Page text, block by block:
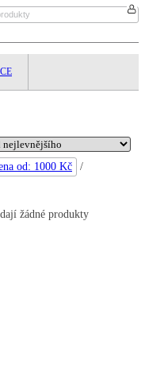
od: 1000 Kč
/
žádné produkty